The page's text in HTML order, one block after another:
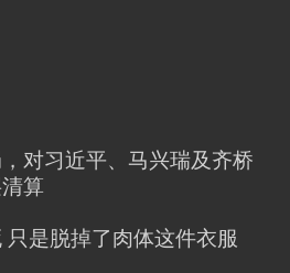
对习近平、马兴瑞及齐桥
算
是脱掉了肉体这件衣服